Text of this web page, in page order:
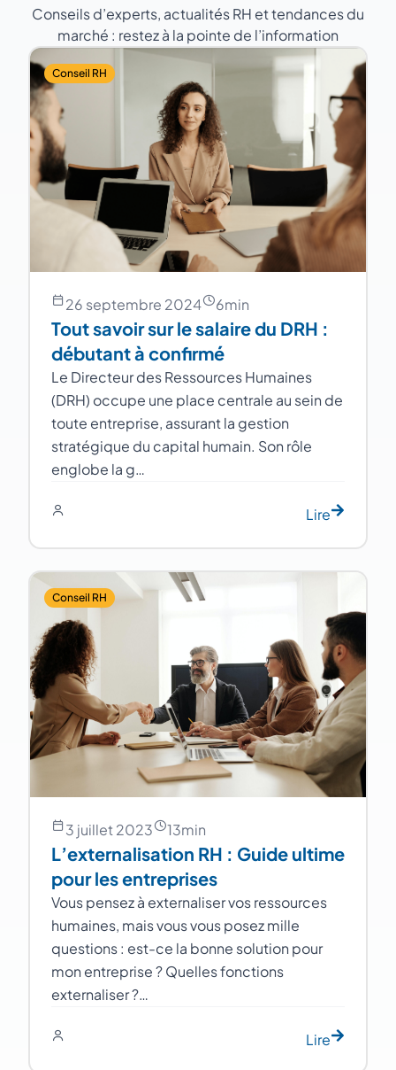
Conseils d’experts, actualités RH et tendances du
marché : restez à la pointe de l’information
Conseil RH
26 septembre 2024 6min
Tout savoir sur le salaire du DRH :
débutant à confirmé
Le Directeur des Ressources Humaines
(DRH) occupe une place centrale au sein de
toute entreprise, assurant la gestion
stratégique du capital humain. Son rôle
englobe la g…
Lire
Conseil RH
3 juillet 2023 13min
L’externalisation RH : Guide ultime
pour les entreprises
Vous pensez à externaliser vos ressources
humaines, mais vous vous posez mille
questions : est-ce la bonne solution pour
mon entreprise ? Quelles fonctions
externaliser ?…
Lire